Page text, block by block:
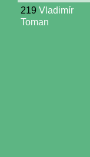
219 Vladimír
Toman